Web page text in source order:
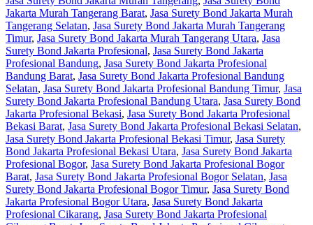
Jakarta Murah Tangerang Barat, Jasa Surety Bond Jakarta Murah
Tangerang Selatan, Jasa Surety Bond Jakarta Murah Tangerang
Timur, Jasa Surety Bond Jakarta Murah Tangerang Utara, Jasa
Surety Bond Jakarta Profesional, Jasa Surety Bond Jakarta
Profesional Bandung, Jasa Surety Bond Jakarta Profesional
Bandung Barat, Jasa Surety Bond Jakarta Profesional Bandung
Selatan, Jasa Surety Bond Jakarta Profesional Bandung Timur, Jasa
Surety Bond Jakarta Profesional Bandung Utara, Jasa Surety Bond
Jakarta Profesional Bekasi, Jasa Surety Bond Jakarta Profesional
Bekasi Barat, Jasa Surety Bond Jakarta Profesional Bekasi Selatan,
Jasa Surety Bond Jakarta Profesional Bekasi Timur, Jasa Surety
Bond Jakarta Profesional Bekasi Utara, Jasa Surety Bond Jakarta
Profesional Bogor, Jasa Surety Bond Jakarta Profesional Bogor
Barat, Jasa Surety Bond Jakarta Profesional Bogor Selatan, Jasa
Surety Bond Jakarta Profesional Bogor Timur, Jasa Surety Bond
Jakarta Profesional Bogor Utara, Jasa Surety Bond Jakarta
Profesional Cikarang, Jasa Surety Bond Jakarta Profesional